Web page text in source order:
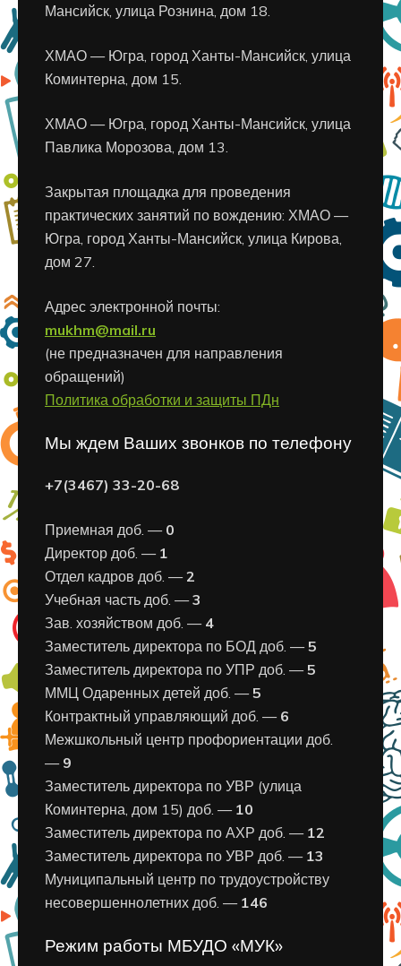
Мансийск, улица Рознина, дом 18.
ХМАО — Югра, город Ханты-Мансийск, улица
Коминтерна, дом 15.
ХМАО — Югра, город Ханты-Мансийск, улица
Павлика Морозова, дом 13.
Закрытая площадка для проведения
практических занятий по вождению: ХМАО —
Югра, город Ханты-Мансийск, улица Кирова,
дом 27.
Адрес электронной почты:
mukhm@mail.ru
(не предназначен для направления
обращений)
Политика обработки и защиты ПДн
Мы ждем Ваших звонков по телефону
+7(3467) 33-20-68
Приемная доб. — 0
Директор доб. — 1
Отдел кадров доб. —2
Учебная часть доб. —3
Зав. хозяйством доб. — 4
Заместитель директора по БОД доб. —5
Заместитель директора по УПР доб. —5
ММЦ Одаренных детей доб. —5
Контрактный управляющий доб. — 6
Межшкольный центр профориентации доб.
— 9
Заместитель директора по УВР (улица
Коминтерна, дом 15) доб. — 10
Заместитель директора по АХР доб. — 12
Заместитель директора по УВР доб. — 13
Муниципальный центр по трудоустройству
несовершеннолетних доб. — 146
Режим работы МБУДО «МУК»